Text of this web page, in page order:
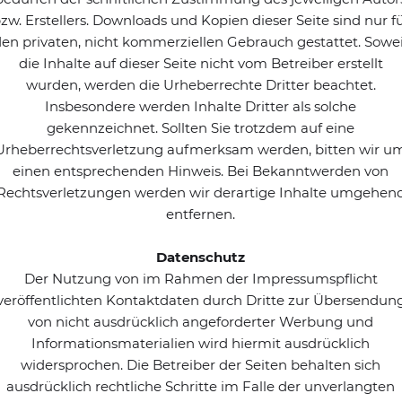
Erstellers. Downloads und Kopien dieser Seite sind nur
privaten, nicht kommerziellen Gebrauch gestattet.
die Inhalte auf dieser Seite nicht vom Betreiber erstellt
wurden, werden die Urheberrechte Dritter beachtet.
Insbesondere werden Inhalte Dritter als solche
gekennzeichnet. Sollten Sie trotzdem auf eine
aufmerksam werden, bitten wir
einen entsprechenden Hinweis. Bei Bekanntwerden von
werden wir derartige Inhalte
entfernen.
Datenschutz
Der Nutzung von im Rahmen der Impressumspflicht
Kontaktdaten durch Dritte zur
von nicht ausdrücklich angeforderter Werbung und
Informationsmaterialien wird hiermit ausdrücklich
widersprochen. Die Betreiber der Seiten behalten sich
ausdrücklich rechtliche Schritte im Falle der unverlangten